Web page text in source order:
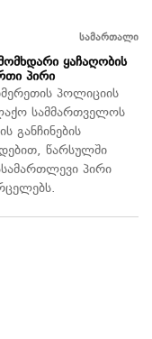
სამართალი
ყაჩაღობის
პირი
პოლიციის
სამმართველოს
განჩინების
წარსულში
პირი